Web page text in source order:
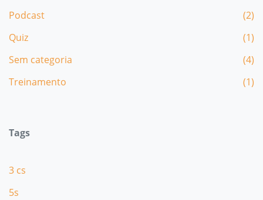
Podcast
(2)
Quiz
(1)
Sem categoria
(4)
Treinamento
(1)
Tags
3 cs
5s